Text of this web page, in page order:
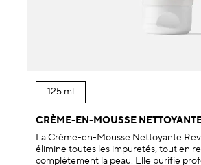
125 ml
CRÈME-EN-MOUSSE
La Crème-en-Mousse Nettoyante
élimine toutes les impuretés, tout en
complètement la peau. Elle purifie